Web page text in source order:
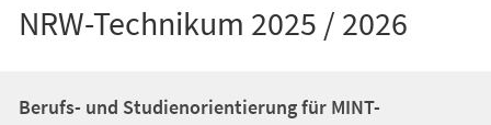
NRW-Technikum 2025 / 2026
Berufs- und Studienorientierung für MINT-